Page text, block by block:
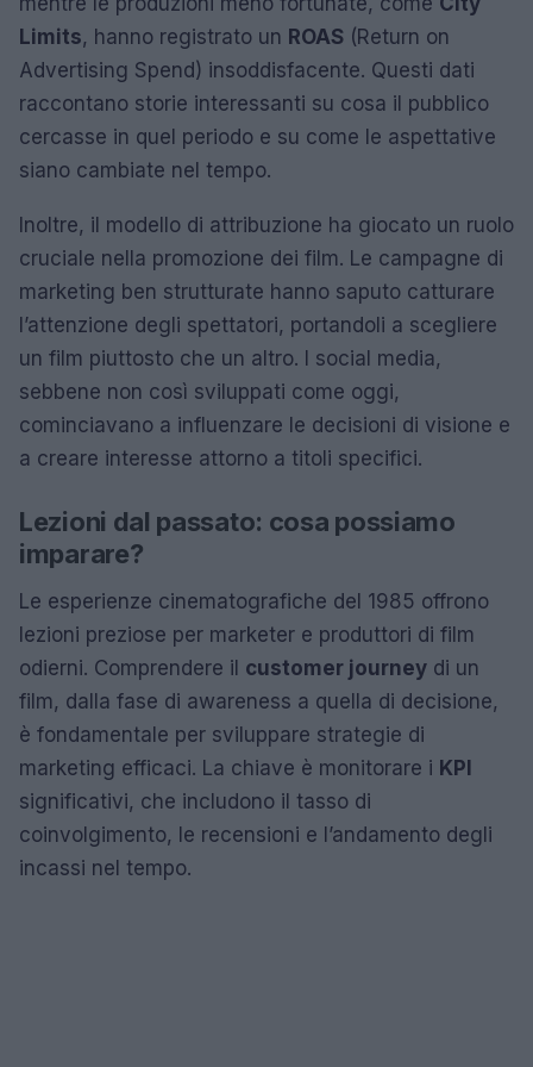
Limits, hanno registrato un ROAS (Return on
Advertising Spend) insoddisfacente. Questi dati
raccontano storie interessanti su cosa il pubblico
cercasse in quel periodo e su come le aspettative
siano cambiate nel tempo.
Inoltre, il modello di attribuzione ha giocato un ruolo
cruciale nella promozione dei film. Le campagne di
marketing ben strutturate hanno saputo catturare
l’attenzione degli spettatori, portandoli a scegliere
un film piuttosto che un altro. I social media,
sebbene non così sviluppati come oggi,
cominciavano a influenzare le decisioni di visione e
a creare interesse attorno a titoli specifici.
Lezioni dal passato: cosa possiamo
imparare?
Le esperienze cinematografiche del 1985 offrono
lezioni preziose per marketer e produttori di film
odierni. Comprendere il customer journey di un
film, dalla fase di awareness a quella di decisione,
è fondamentale per sviluppare strategie di
marketing efficaci. La chiave è monitorare i KPI
significativi, che includono il tasso di
coinvolgimento, le recensioni e l’andamento degli
incassi nel tempo.